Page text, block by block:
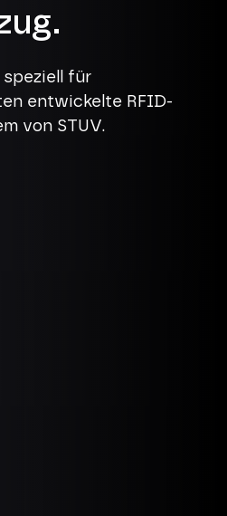
speziell für
entwickelte RFID-
von STUV.